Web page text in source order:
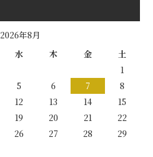
2026年8月
水 木 金
土
1
5 6 7
8
12 13 14
15
19 20 21
22
26 27 28
29